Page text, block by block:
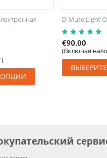
ОПЦИИ
D-Mute Light
€90.00
(Включая